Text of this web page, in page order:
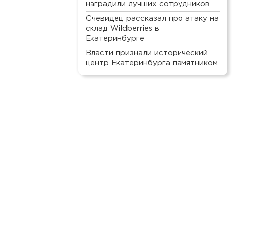
наградили лучших сотрудников
Очевидец рассказал про атаку на
склад Wildberries в
Екатеринбурге
Власти признали исторический
центр Екатеринбурга памятником